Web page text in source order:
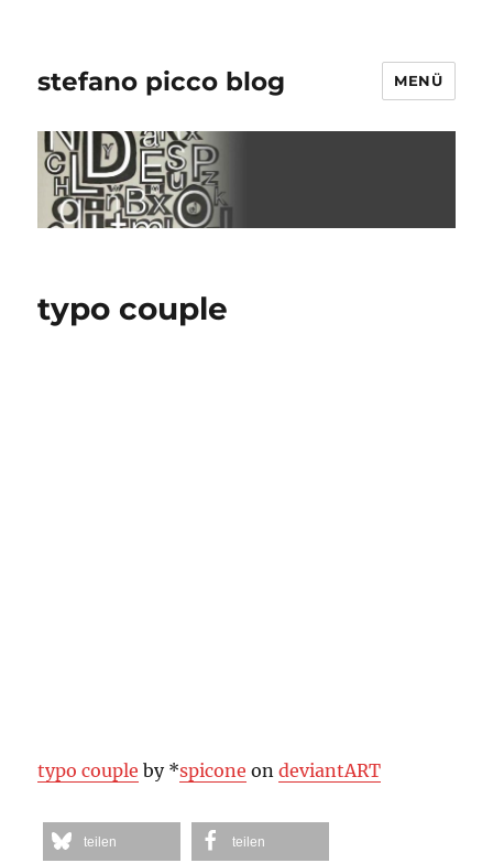
stefano picco blog MENÜ
typo couple
typo couple by *spicone ondeviantART
teilen teilen